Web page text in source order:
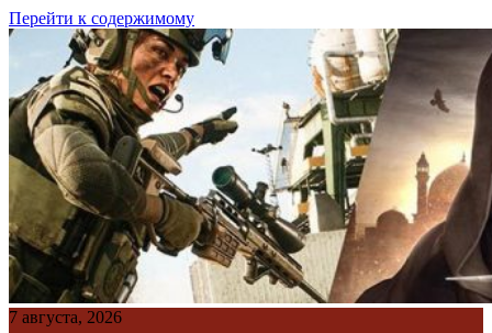
Перейти к содержимому
7 августа, 2026